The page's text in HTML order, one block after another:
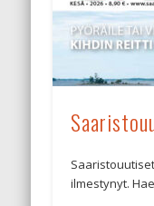
ilmestynyt.